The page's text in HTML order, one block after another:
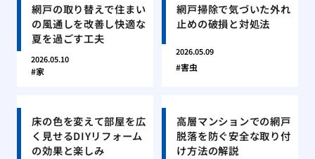
網戸の取り替えで住まい
の風通しを改善し快適な
夏を過ごす工夫
2026.05.10
家
網戸掃除で気づいた外れ
止めの破損と対処法
2026.05.09
害虫
床の色を変えて部屋を広
く見せるDIYリフォーム
の効果と楽しみ
高層マンションでの網戸
脱落を防ぐ安全な取り付
け方法の解説